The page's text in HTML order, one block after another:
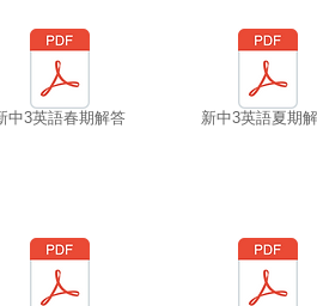
中3英語春期解答 新中3英語夏期